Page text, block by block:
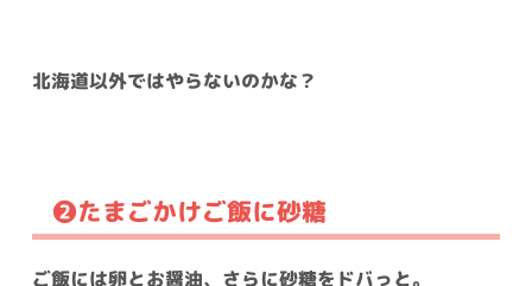
北海道以外ではやらないのかな？
❷たまごかけご飯に砂糖
ご飯には卵とお醤油、さらに砂糖をドバっと。